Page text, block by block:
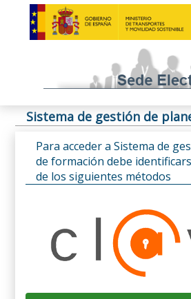
Sistema de gestión de
Para acceder a Sistema de
de formación debe
de los siguientes métodos